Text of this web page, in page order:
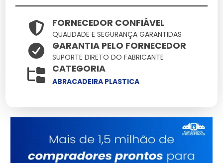
operacionais.
Especificações Técnicas
Atributo
Engenharia de ponta
durabilidade
Alta tolerância a
impactos e variações
Manuseio
Ergonomia pensada
na facilidade
FORNECEDOR CONFIÁVEL
QUALIDADE E SEGURANÇA GARANTIDAS
GARANTIA PELO FORNECEDOR
SUPORTE DIRETO DO FABRICANTE
CATEGORIA
ABRACADEIRA PLASTICA